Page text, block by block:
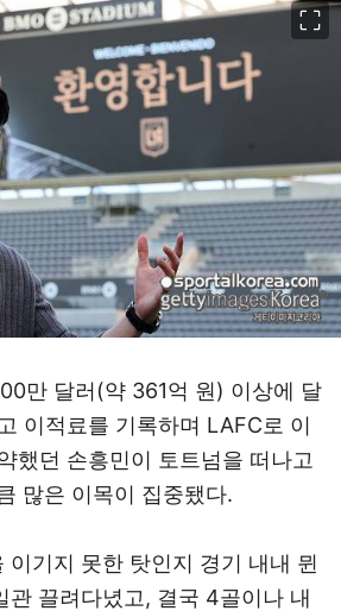
만 달러(약 361억 원) 이상에 달
이적료를 기록하며 LAFC로 이
했던 손흥민이 토트넘을 떠나고
많은 이목이 집중됐다.
이기지 못한 탓인지 경기 내내 뮌
관 끌려다녔고, 결국 4골이나 내